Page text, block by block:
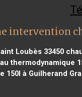
intervention
Loubès 33450
thermodynamique
150l à Guilherand